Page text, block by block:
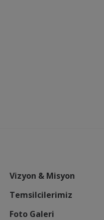
Vizyon & Misyon
Temsilcilerimiz
Foto Galeri